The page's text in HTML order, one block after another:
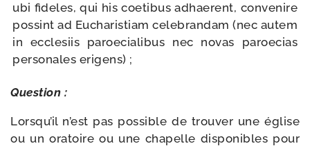
ubi fideles, qui his coe­ti­bus adhaerent, conve­nire
pos­sint ad Eucharistiam cele­bran­dam (nec autem
in eccle­siis paroe­cia­li­bus nec novas paroe­cias
per­so­nales erigens) ;
Question :
Lorsqu’il n’est pas pos­sible de trou­ver une église
ou un ora­toire ou une cha­pelle dis­po­nibles pour